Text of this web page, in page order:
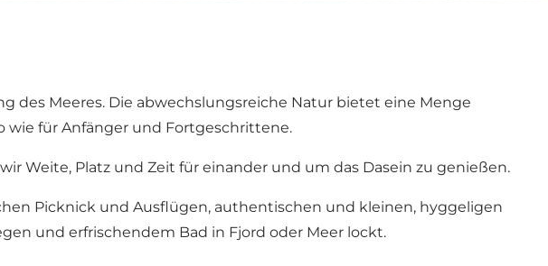
des Meeres. Die abwechslungsreiche Natur bietet eine Menge
wie für Anfänger und Fortgeschrittene.
Weite, Platz und Zeit für einander und um das Dasein zu genießen.
Picknick und Ausflügen, authentischen und kleinen, hyggeligen
und erfrischendem Bad in Fjord oder Meer lockt.